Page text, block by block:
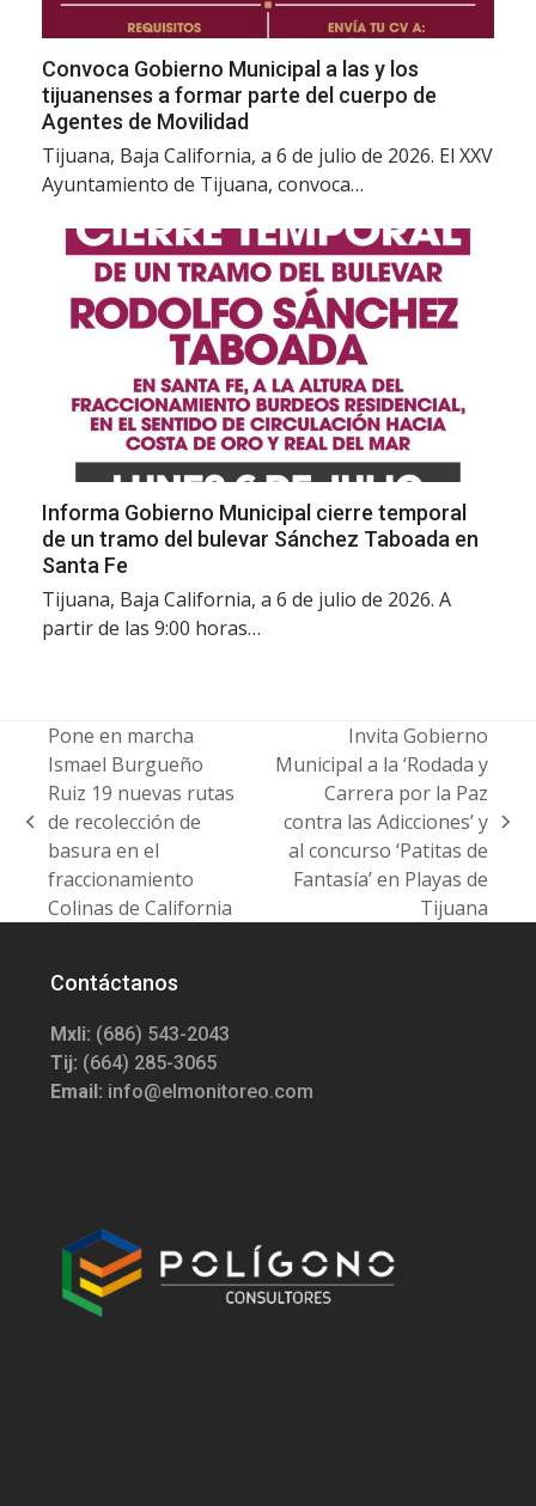
Convoca Gobierno Municipal a las y los
tijuanenses a formar parte del cuerpo de
Agentes de Movilidad
Tijuana, Baja California, a 6 de julio de 2026. El XXV
Ayuntamiento de Tijuana, convoca…
Informa Gobierno Municipal cierre temporal
de un tramo del bulevar Sánchez Taboada en
Santa Fe
Tijuana, Baja California, a 6 de julio de 2026. A
partir de las 9:00 horas…
previous
post:
Pone en marcha
Ismael Burgueño
Ruiz 19 nuevas rutas
de recolección de
basura en el
fraccionamiento
Colinas de California
next
post:
Invita Gobierno
Municipal a la ‘Rodada y
Carrera por la Paz
contra las Adicciones’ y
al concurso ‘Patitas de
Fantasía’ en Playas de
Tijuana
Contáctanos
Mxli: (686) 543-2043
Tij: (664) 285-3065
Email: info@elmonitoreo.com